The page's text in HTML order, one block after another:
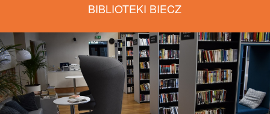
BIBLIOTEKI BIECZ